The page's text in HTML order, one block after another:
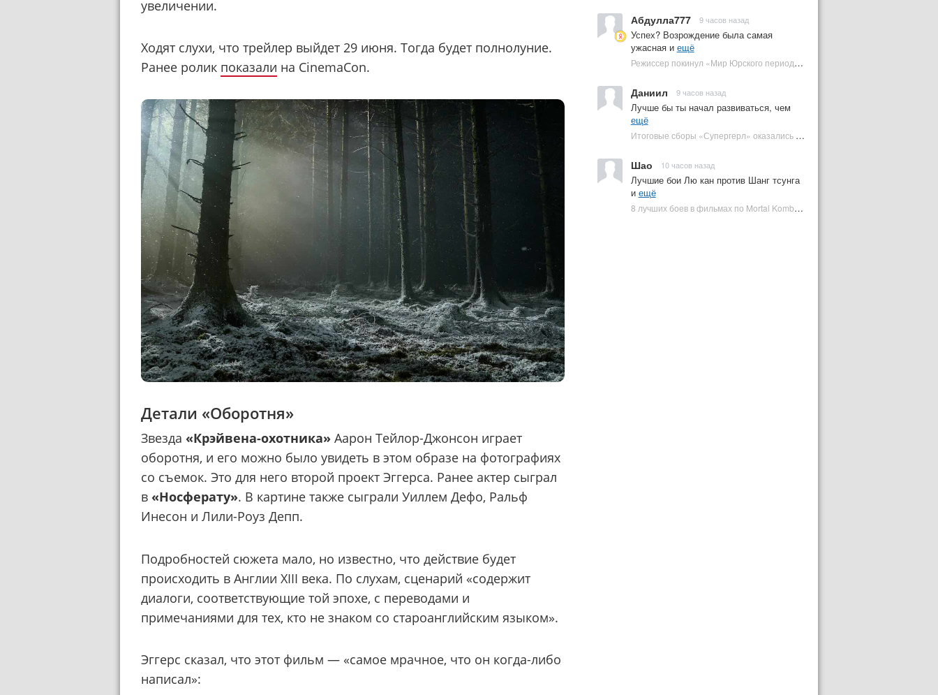
Абдулла777 9 часов назад
Успех? Возрождение была самая
ужасная и ещё
Режиссер покинул «Мир Юрского периода 5» | Plugged In Ru
Даниил 9 часов назад
Лучше бы ты начал развиваться, чем
ещё
Итоговые сборы «Супергерл» оказались худшими для DC за два десятилетия | Plugged In Ru
Шао 10 часов назад
Лучшие бои Лю кан против Шанг тсунга
и ещё
8 лучших боев в фильмах по Mortal Kombat: от «Смертельной битвы» до «Мортал Комбат 2» | Plugged In Ru
увеличении.
Ходят слухи, что трейлер выйдет 29 июня. Тогда будет полнолуние.
Ранее ролик показали на CinemaCon.
Детали «Оборотня»
Звезда «Крэйвена-охотника» Аарон Тейлор-Джонсон играет
оборотня, и его можно было увидеть в этом образе на фотографиях
со съемок. Это для него второй проект Эггерса. Ранее актер сыграл
в «Носферату». В картине также сыграли Уиллем Дефо, Ральф
Инесон и Лили-Роуз Депп.
Подробностей сюжета мало, но известно, что действие будет
происходить в Англии XIII века. По слухам, сценарий «содержит
диалоги, соответствующие той эпохе, с переводами и
примечаниями для тех, кто не знаком со староанглийским языком».
Эггерс сказал, что этот фильм — «самое мрачное, что он когда-либо
написал»: